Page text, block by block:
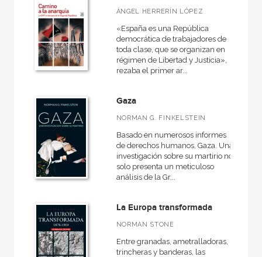
ÁNGEL HERRERÍN LÓPEZ
«España es una República
democrática de trabajadores de
toda clase, que se organizan en
régimen de Libertad y Justicia»,
rezaba el primer ar...
Gaza
NORMAN G. FINKELSTEIN
Basado en numerosos informes
de derechos humanos, Gaza. Una
investigación sobre su martirio no
solo presenta un meticuloso
análisis de la Gr...
La Europa transformada
NORMAN STONE
Entre granadas, ametralladoras,
trincheras y banderas, las